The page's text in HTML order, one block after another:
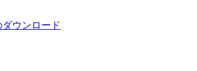
ウンロード